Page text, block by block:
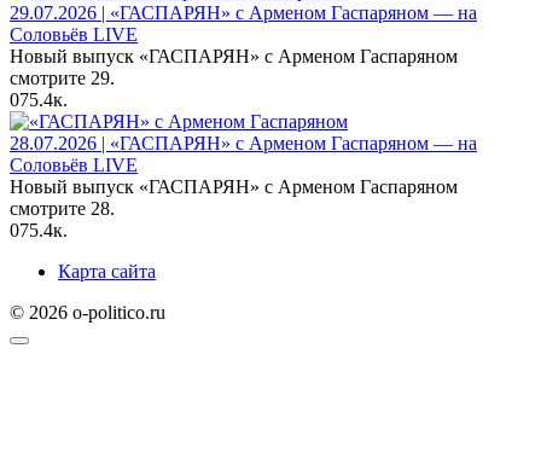
29.07.2026 | «ГАСПАРЯН» с Арменом Гаспаряном — на
Соловьёв LIVE
Новый выпуск «ГАСПАРЯН» с Арменом Гаспаряном
смотрите 29.
075.4к.
28.07.2026 | «ГАСПАРЯН» с Арменом Гаспаряном — на
Соловьёв LIVE
Новый выпуск «ГАСПАРЯН» с Арменом Гаспаряном
смотрите 28.
075.4к.
Карта сайта
© 2026 o-politico.ru